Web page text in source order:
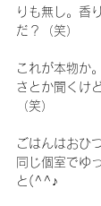
りも無し。香
だ？（笑）
これが本物か
さとか聞くけ
（笑）
ごはんはおひ
同じ個室でゆ
と(^^♪